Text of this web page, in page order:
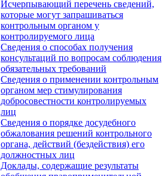
Исчерпывающий перечень сведений,
которые могут запрашиваться
контрольным органом у
контролируемого лица
Сведения о способах получения
консультаций по вопросам соблюдения
обязательных требований
Сведения о применении контрольным
органом мер стимулирования
добросовестности контролируемых
лиц
Сведения о порядке досудебного
обжалования решений контрольного
органа, действий (бездействия) его
должностных лиц
Доклады, содержащие результаты